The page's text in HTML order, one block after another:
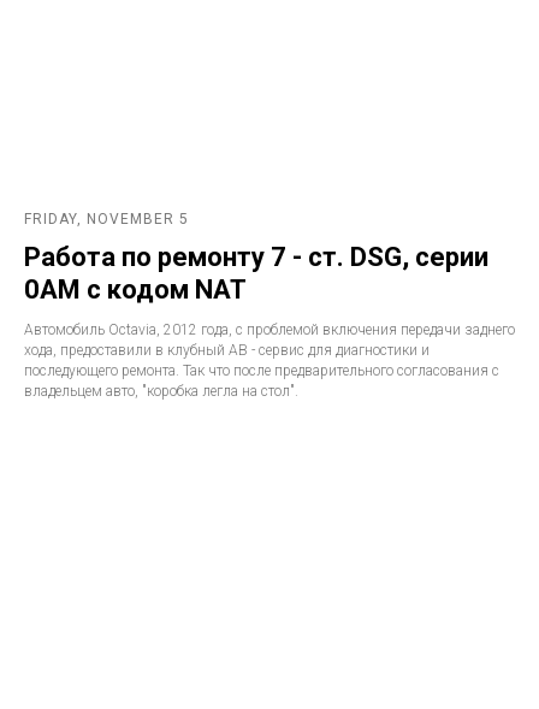
FRIDAY, NOVEMBER 5
Работа по ремонту 7 - ст. DSG, серии
0AM с кодом NAT
Автомобиль Octavia, 2012 года, с проблемой включения передачи заднего
хода, предоставили в клубный АВ - сервис для диагностики и
последующего ремонта. Так что после предварительного согласования с
владельцем авто, "коробка легла на стол".